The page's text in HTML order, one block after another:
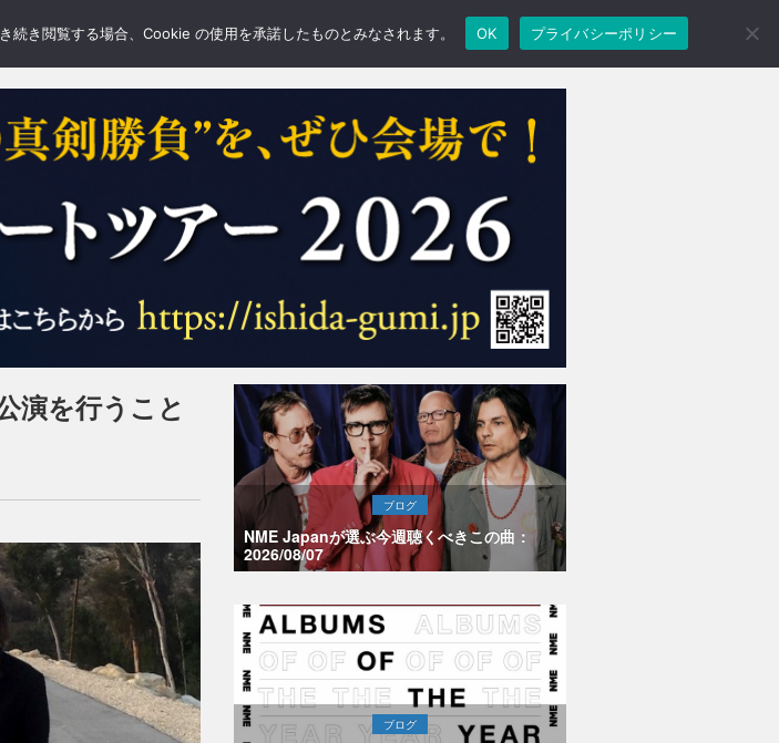
演を行うこと
ブログ
NME Japanが選ぶ今週聴くべきこの曲：
2026/08/07
ブログ
き閲覧する場合、Cookie の使用を承諾したものとみなされます。 OK プライバシーポリシー